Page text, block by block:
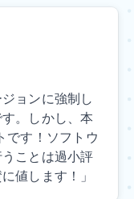
ョンに強制し
。しかし、本
です！ソフトウ
ことは過小評
値します！」